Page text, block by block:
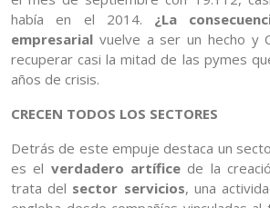
había en el 2014. ¿La
empresarial vuelve a ser un hecho y
recuperar casi la mitad de las pymes
años de crisis.
CRECEN TODOS LOS SECTORES
Detrás de este empuje destaca un
es el verdadero artífice de la
trata del sector servicios, una